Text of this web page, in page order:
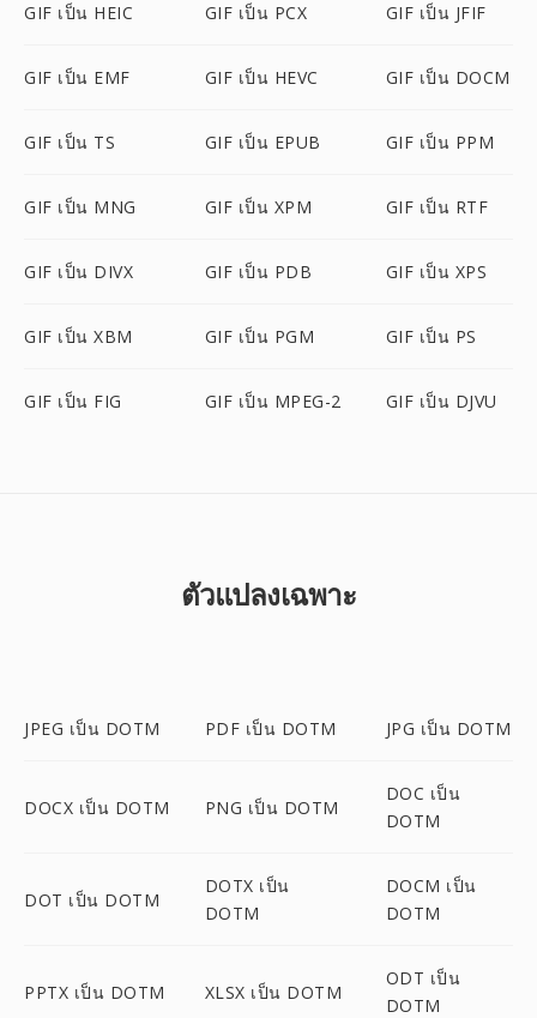
GIF เป็น HEIC GIF เป็น PCX GIF เป็น JFIF
GIF เป็น EMF GIF เป็น HEVC GIF เป็น DOCM
GIF เป็น TS GIF เป็น EPUB GIF เป็น PPM
GIF เป็น MNG GIF เป็น XPM GIF เป็น RTF
GIF เป็น DIVX GIF เป็น PDB GIF เป็น XPS
GIF เป็น XBM GIF เป็น PGM GIF เป็น PS
GIF เป็น FIG GIF เป็น MPEG-2 GIF เป็น DJVU
ตัวแปลงเฉพาะ
JPEG เป็น DOTM PDF เป็น DOTM JPG เป็น DOTM
DOCX เป็น DOTM PNG เป็น DOTM
DOC เป็น
DOTM
DOT เป็น DOTM
DOTX เป็น
DOTM
DOCM เป็น
DOTM
PPTX เป็น DOTM XLSX เป็น DOTM
ODT เป็น
DOTM